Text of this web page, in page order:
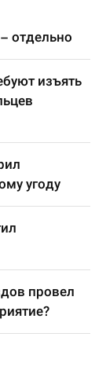
отдельно
изъять
угоду
провел